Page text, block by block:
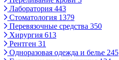
Лаборатория 443
Стоматология 1379
Перевязочные средства 350
Хирургия 613
Рентген 31
Одноразовая одежда и белье 245